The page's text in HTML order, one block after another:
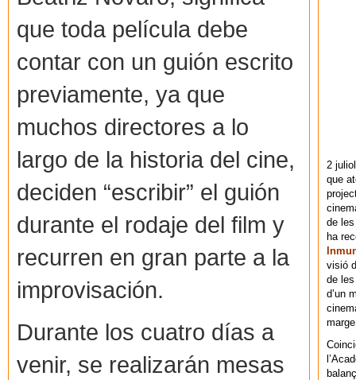
que toda película debe
contar con un guión escrito
previamente, ya que
muchos directores a lo
largo de la historia del cine,
deciden “escribir” el guión
durante el rodaje del film y
recurren en gran parte a la
improvisación.
Durante los cuatro días a
venir, se realizarán mesas
2
que
de
ha
visió
de
d’un